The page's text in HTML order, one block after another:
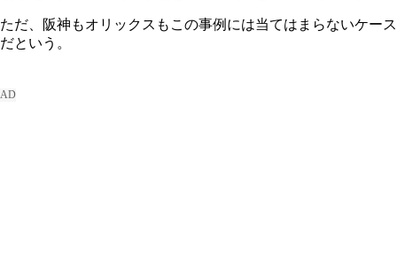
ただ、阪神もオリックスもこの事例には当てはまらないケース
だという。